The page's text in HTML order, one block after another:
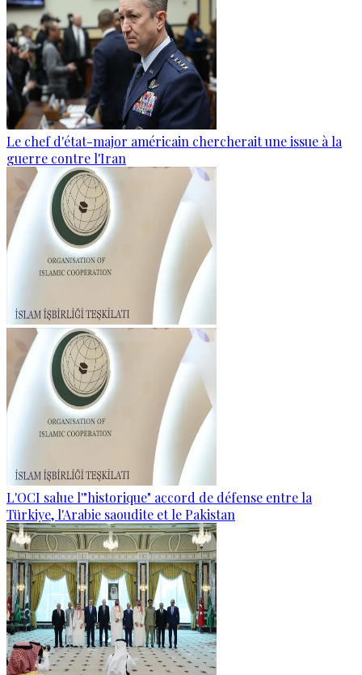
Le chef d'état-major américain chercherait une issue à la
guerre contre l'Iran
L'OCI salue l'"historique" accord de défense entre la
Türkiye, l'Arabie saoudite et le Pakistan